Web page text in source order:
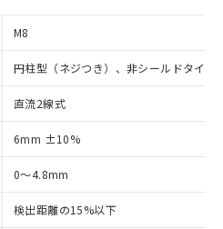
M8
円柱型（ネジつき）、非シールドタイプ
直流2線式
6mm ±10%
0～4.8mm
検出距離の15%以下